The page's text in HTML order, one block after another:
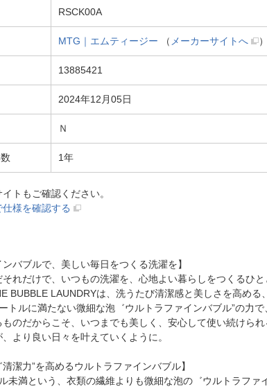
RSCK00A
MTG｜エムティージー （ メーカーサイトへ ）
13885421
2024年12月05日
Ｎ
1年
トもご確認ください。
様を確認する
ンバブルで、美しい毎日をつくる洗濯を】
れだけで、いつもの洗濯を、心地よい暮らしをつくるひと
BUBBLE LAUNDRYは、洗うたび清潔感と美しさを高める
トルに満たない微細な泡゛ウルトラファインバブル”の力
のだからこそ、いつまでも美しく、安心して使い続けられ
より良い日々を叶えていくように。
清潔力”を高めるウルトラファインバブル】
未満という、衣類の繊維よりも微細な泡の゛ウルトラファイ